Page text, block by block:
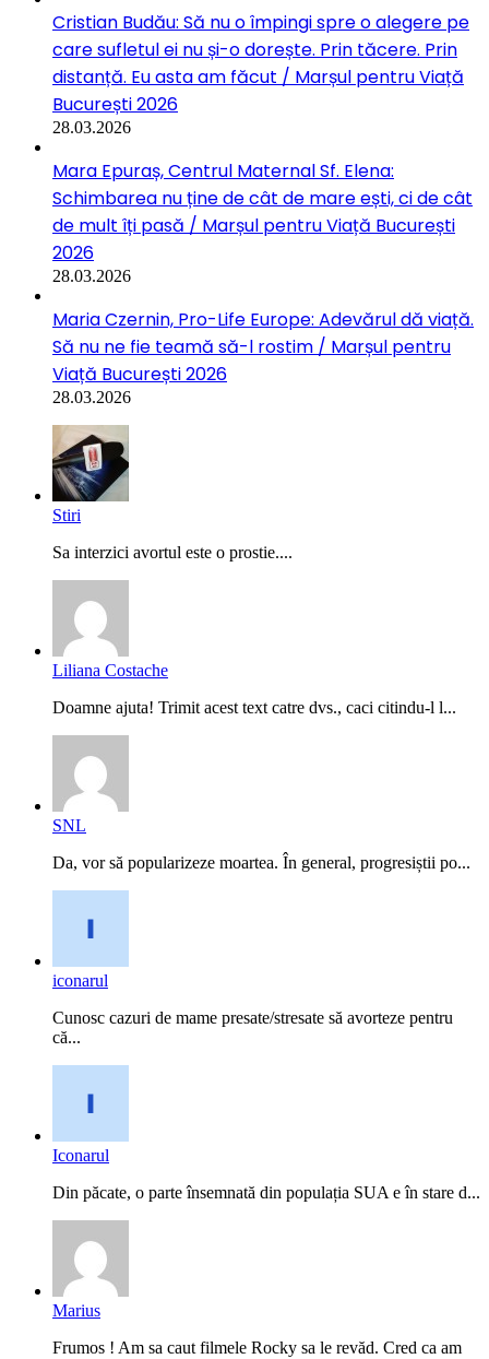
Cristian Budău: Să nu o împingi spre o alegere pe
care sufletul ei nu și-o dorește. Prin tăcere. Prin
distanță. Eu asta am făcut / Marșul pentru Viață
București 2026
28.03.2026
Mara Epuraș, Centrul Maternal Sf. Elena:
Schimbarea nu ține de cât de mare ești, ci de cât
de mult îți pasă / Marșul pentru Viață București
2026
28.03.2026
Maria Czernin, Pro-Life Europe: Adevărul dă viață.
Să nu ne fie teamă să-l rostim / Marșul pentru
Viață București 2026
28.03.2026
Stiri
Sa interzici avortul este o prostie....
Liliana Costache
Doamne ajuta! Trimit acest text catre dvs., caci citindu-l l...
SNL
Da, vor să popularizeze moartea. În general, progresiștii po...
iconarul
Cunosc cazuri de mame presate/stresate să avorteze pentru
că...
Iconarul
Din păcate, o parte însemnată din populația SUA e în stare d...
Marius
Frumos ! Am sa caut filmele Rocky sa le revăd. Cred ca am